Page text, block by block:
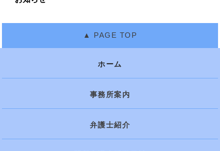
ホーム
事務所案内
弁護士紹介